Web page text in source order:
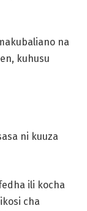
na
kuhusu
ni kuuza
ili kocha
cha